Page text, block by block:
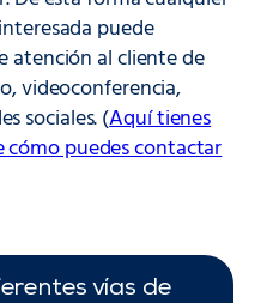
puede
atención al cliente de
videoconferencia,
sociales. (Aquí tienes
cómo puedes contactar
vías de